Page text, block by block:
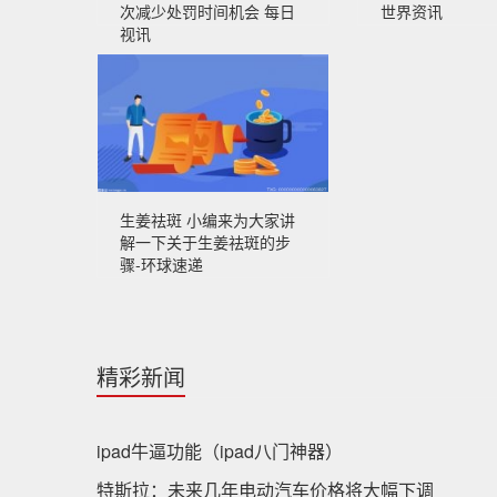
次减少处罚时间机会 每日
视讯
世界资讯
生姜祛斑 小编来为大家讲
解一下关于生姜祛斑的步
骤-环球速递
精彩新闻
ipad牛逼功能（ipad八门神器）
特斯拉：未来几年电动汽车价格将大幅下调